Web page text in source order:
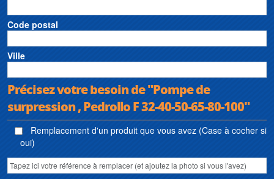
Code postal
Ville
Précisez votre besoin de "Pompe de
surpression , Pedrollo F 32-40-50-65-80-100"
Remplacement d'un produit que vous avez (Case à cocher si
oui)